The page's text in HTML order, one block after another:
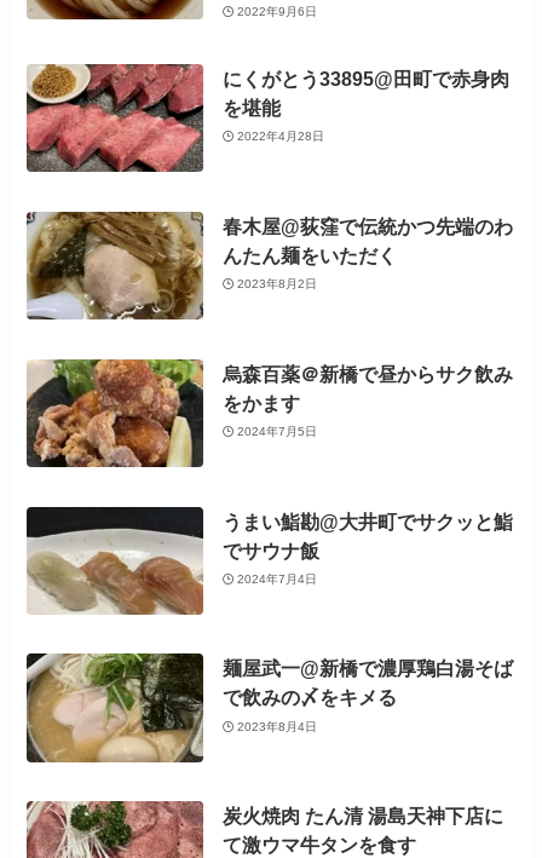
2022年9月6日
にくがとう33895@田町で赤身肉
を堪能
2022年4月28日
春木屋@荻窪で伝統かつ先端のわ
んたん麺をいただく
2023年8月2日
烏森百薬＠新橋で昼からサク飲み
をかます
2024年7月5日
うまい鮨勘@大井町でサクッと鮨
でサウナ飯
2024年7月4日
麺屋武一@新橋で濃厚鶏白湯そば
で飲みの〆をキメる
2023年8月4日
炭火焼肉 たん清 湯島天神下店に
て激ウマ牛タンを食す